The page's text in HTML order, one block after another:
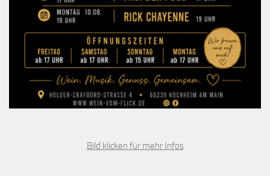
Bild klicken für mehr Infos